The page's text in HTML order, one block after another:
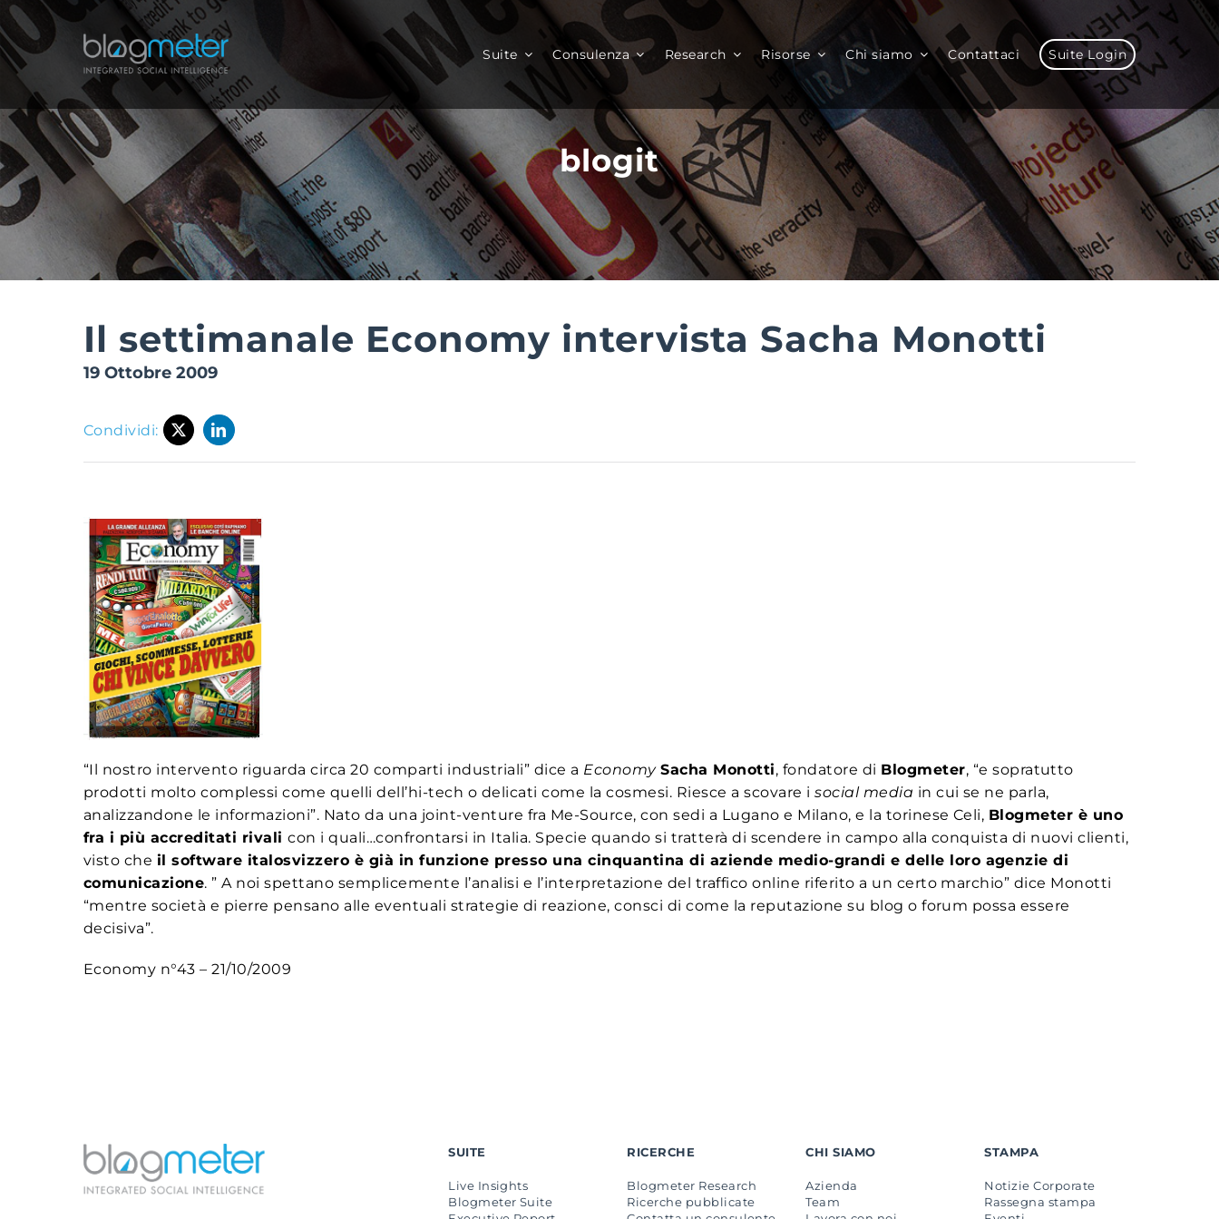
Salta
al
contenuto
Suite Consulenza Research Risorse Chi siamo Contattaci Suite Login
blogit
Il settimanale Economy intervista Sacha Monotti
19 Ottobre 2009
Condividi:
“Il nostro intervento riguarda circa 20 comparti industriali” dice a Economy Sacha Monotti, fondatore di Blogmeter, “e sopratutto
prodotti molto complessi come quelli dell’hi-tech o delicati come la cosmesi. Riesce a scovare isocial media in cui se ne parla,
analizzandone le informazioni”. Nato da una joint-venture fra Me-Source, con sedi a Lugano e Milano, e la torinese Celi, Blogmeter è uno
fra i più accreditati rivalicon i quali…confrontarsi in Italia. Specie quando si tratterà di scendere in campo alla conquista di nuovi clienti,
visto che il software italosvizzero è già in funzione presso una cinquantina di aziende medio-grandi e delle loro agenzie di
comunicazione. ” A noi spettano semplicemente l’analisi e l’interpretazione del traffico online riferito a un certo marchio” dice Monotti
“mentre società e pierre pensano alle eventuali strategie di reazione, consci di come la reputazione su blog o forum possa essere
decisiva”.
Economy n°43 – 21/10/2009
SUITE
Live Insights
Blogmeter Suite
RICERCHE
Blogmeter Research
Ricerche pubblicate
CHI SIAMO
Azienda
Team
STAMPA
Notizie Corporate
Rassegna stampa